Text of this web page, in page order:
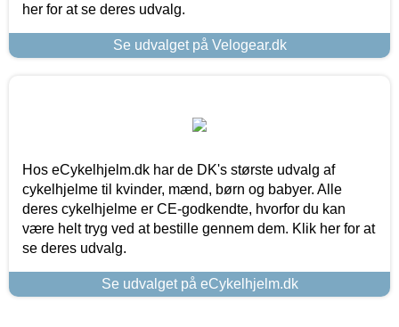
her for at se deres udvalg.
Se udvalget på Velogear.dk
Hos eCykelhjelm.dk har de DK's største udvalg af
cykelhjelme til kvinder, mænd, børn og babyer. Alle
deres cykelhjelme er CE-godkendte, hvorfor du kan
være helt tryg ved at bestille gennem dem. Klik her for at
se deres udvalg.
Se udvalget på eCykelhjelm.dk